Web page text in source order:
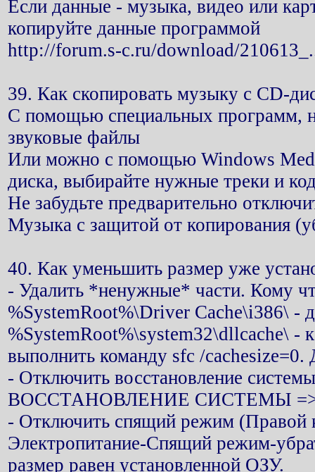
Если данные - музыка, видео или
копируйте данные программой
http://forum.s-c.ru/download/
39. Как скопировать музыку с CD-
С помощью специальных программ,
звуковые файлы
Или можно с помощью Windows
диска, выбирайте нужные треки и
Не забудьте предварительно
Музыка с защитой от копирования
40. Как уменьшить размер уже
- Удалить *ненужные* части. Кому
%SystemRoot%\Driver Cache\i386\ -
%SystemRoot%\system32\dllcache\ -
выполнить команду sfc /
- Отключить восстановление
ВОССТАНОВЛЕНИЕ СИСТЕМЫ =>
- Отключить спящий режим (Правой
Электропитание-Спящий режим-
размер равен установленной ОЗУ.